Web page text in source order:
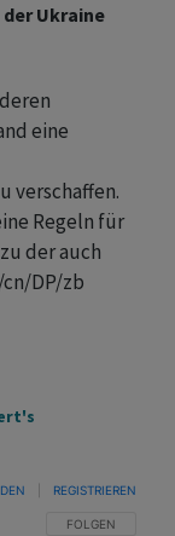
Ukraine
eine
verschaffen.
Regeln für
der auch
DP/zb
FOLGE DIESER
FOLGEN
REGISTRIEREN